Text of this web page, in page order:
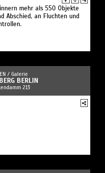
mehr als 550 Objekte
Abschied, an Fluchten und
/ Galerie
BERLIN
213